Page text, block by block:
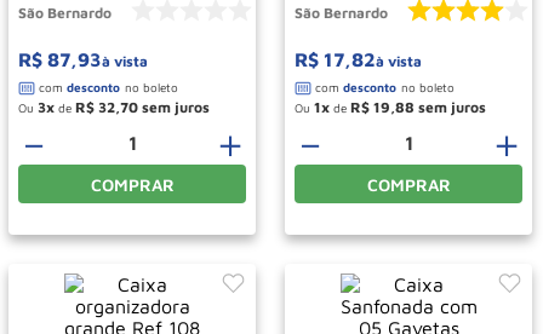
São Bernardo
R$ 87,93à vista
Ou 3 de R$ 32,70
＋
－
COMPRAR
São Bernardo
R$ 17,82à vista
Ou 1 de R$ 19,88
＋
－
COMPRAR